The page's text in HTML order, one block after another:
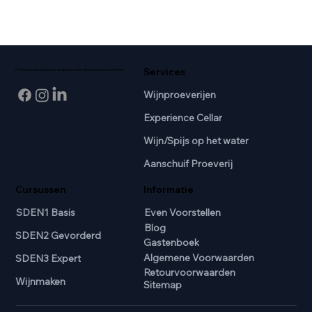
Professionele wijnkennis en passie voor wijn in het hart van Breda.
Cursussen
SDEN1 Basis
SDEN2 Gevorderd
SDEN3 Expert
Wijnmaken
Services
Wijnproeverijen
Experience Cellar
Wijn/Spijs op het water
Aanschuif Proeverij
Informatie
Even Voorstellen
Blog
Gastenboek
Algemene Voorwaarden
Retourvoorwaarden
Sitemap